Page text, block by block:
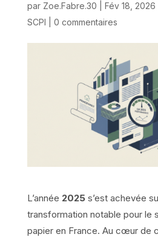
par Zoe.Fabre.30 Fév 18, 2026
SCPI
0 commentaires
L’année 2025s’est achevée
transformation notable pour le
papier en France. Au cœur de